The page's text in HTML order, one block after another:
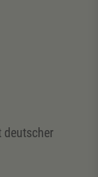
deutscher